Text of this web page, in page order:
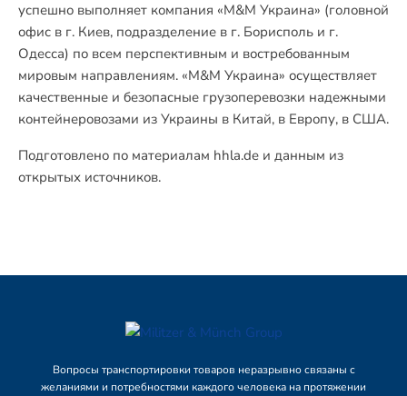
успешно выполняет компания «M&M Украина» (головной
офис в г. Киев, подразделение в г. Борисполь и г.
Одесса) по всем перспективным и востребованным
мировым направлениям. «M&M Украина» осуществляет
качественные и безопасные грузоперевозки надежными
контейнеровозами из Украины в Китай, в Европу, в США.
Подготовлено по материалам hhla.de и данным из
открытых источников.
Вопросы транспортировки товаров неразрывно связаны с
желаниями и потребностями каждого человека на протяжении